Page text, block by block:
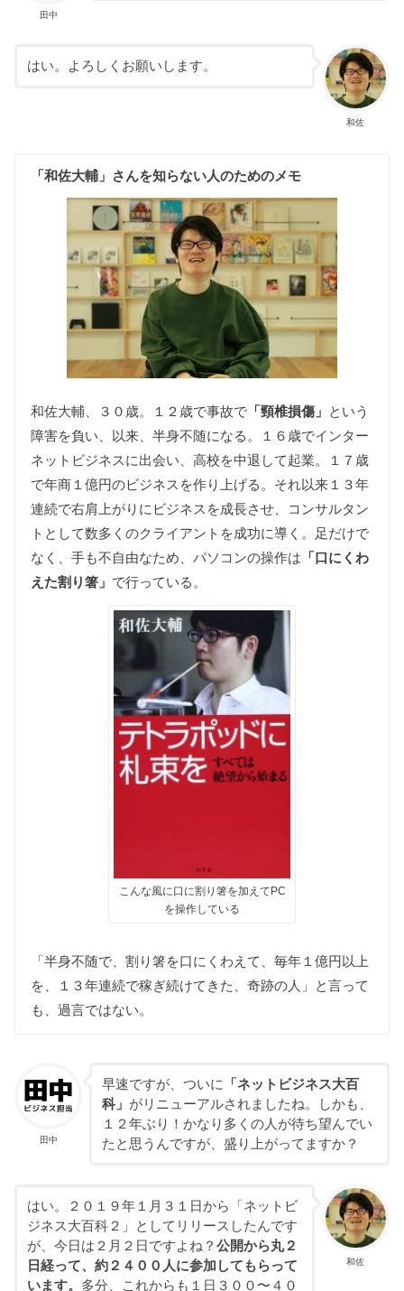
田中
和佐
はい。よろしくお願いします。
「和佐大輔」さんを知らない人のためのメモ
和佐大輔、３０歳。１２歳で事故で 「頸椎損傷」 という
障害を負い、以来、半身不随になる。１６歳でインター
ネットビジネスに出会い、高校を中退して起業。１７歳
で年商１億円のビジネスを作り上げる。それ以来１３年
連続で右肩上がりにビジネスを成長させ、コンサルタン
トとして数多くのクライアントを成功に導く。足だけで
なく、手も不自由なため、パソコンの操作は 「口にくわ
えた割り箸」 で行っている。
こんな風に口に割り箸を加えてPC
を操作している
「半身不随で、割り箸を口にくわえて、毎年１億円以上
を、１３年連続で稼ぎ続けてきた、奇跡の人」と言って
も、過言ではない。
田中
早速ですが、ついに
「ネットビジネス大百
科」 がリニューアルされましたね。しかも、
１２年ぶり！かなり多くの人が待ち望んでい
たと思うんですが、盛り上がってますか？
和佐
はい。２０１９年１月３１日から「ネットビ
ジネス大百科２」としてリリースしたんです
が、今日は２月２日ですよね？ 公開から丸２
日経って、約２４００人に参加してもらって
います。 多分、これからも１日３００〜４０